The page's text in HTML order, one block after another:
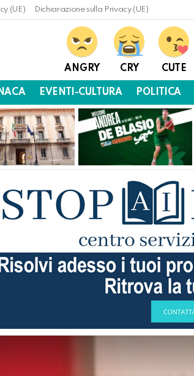
(UE) Dichiarazione sulla Privacy (UE)
ANGRY CRY CUTE
EVENTI-CULTURA POLITICA